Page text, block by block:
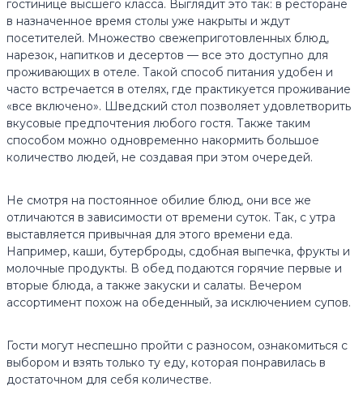
гостинице высшего класса. Выглядит это так: в ресторане
в назначенное время столы уже накрыты и ждут
посетителей. Множество свежеприготовленных блюд,
нарезок, напитков и десертов — все это доступно для
проживающих в отеле. Такой способ питания удобен и
часто встречается в отелях, где практикуется проживание
«все включено». Шведский стол позволяет удовлетворить
вкусовые предпочтения любого гостя. Также таким
способом можно одновременно накормить большое
количество людей, не создавая при этом очередей.
Не смотря на постоянное обилие блюд, они все же
отличаются в зависимости от времени суток. Так, с утра
выставляется привычная для этого времени еда.
Например, каши, бутерброды, сдобная выпечка, фрукты и
молочные продукты. В обед подаются горячие первые и
вторые блюда, а также закуски и салаты. Вечером
ассортимент похож на обеденный, за исключением супов.
Гости могут неспешно пройти с разносом, ознакомиться с
выбором и взять только ту еду, которая понравилась в
достаточном для себя количестве.